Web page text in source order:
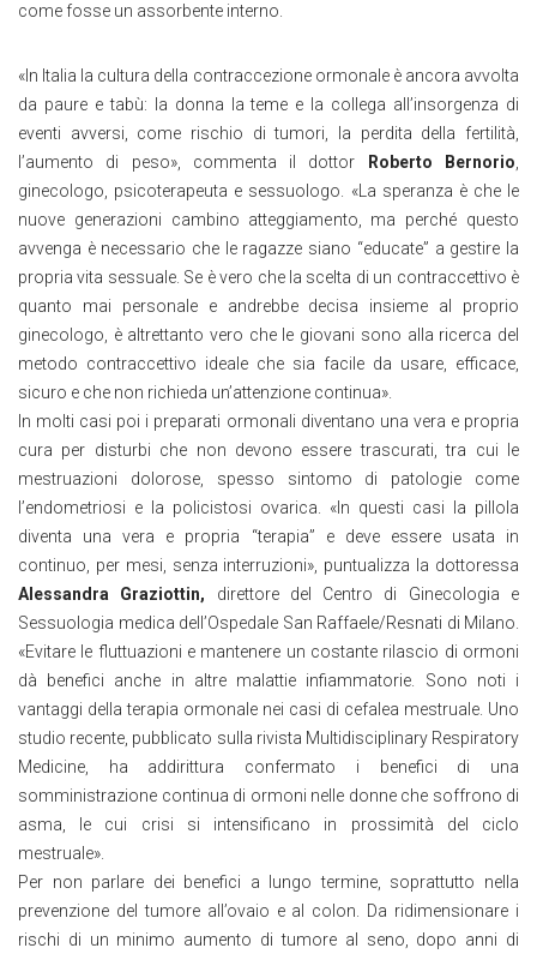
come fosse un assorbente interno.
«In Italia la cultura della contraccezione ormonale è ancora avvolta
da paure e tabù: la donna la teme e la collega all’insorgenza di
eventi avversi, come rischio di tumori, la perdita della fertilità,
l’aumento di peso», commenta il dottor
Roberto Bernorio
ginecologo, psicoterapeuta e sessuologo. «La speranza è che le
nuove generazioni cambino atteggiamento, ma perché questo
avvenga è necessario che le ragazze siano “educate” a gestire la
propria vita sessuale. Se è vero che la scelta di un contraccettivo è
quanto mai personale e andrebbe decisa insieme al proprio
ginecologo, è altrettanto vero che le giovani sono alla ricerca del
metodo contraccettivo ideale che sia facile da usare, efficace,
sicuro e che non richieda un’attenzione continua».
In molti casi poi i preparati ormonali diventano una vera e propria
cura per disturbi che non devono essere trascurati, tra cui le
mestruazioni dolorose, spesso sintomo di patologie come
l’endometriosi e la policistosi ovarica. «In questi casi la pillola
diventa una vera e propria “terapia” e deve essere usata in
continuo, per mesi, senza interruzioni», puntualizza la dottoressa
Alessandra Graziottin, direttore del Centro di Ginecologia e
Sessuologia medica dell’Ospedale San Raffaele/Resnati di Milano.
«Evitare le fluttuazioni e mantenere un costante rilascio di ormoni
dà benefici anche in altre malattie infiammatorie. Sono noti i
vantaggi della terapia ormonale nei casi di cefalea mestruale. Uno
studio recente, pubblicato sulla rivista Multidisciplinary Respiratory
Medicine, ha addirittura confermato i benefici di una
somministrazione continua di ormoni nelle donne che soffrono di
asma, le cui crisi si intensificano in prossimità del ciclo
mestruale».
Per non parlare dei benefici a lungo termine, soprattutto nella
prevenzione del tumore all’ovaio e al colon. Da ridimensionare i
rischi di un minimo aumento di tumore al seno, dopo anni di